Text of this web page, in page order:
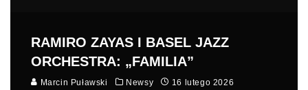
RAMIRO ZAYAS I BASEL JAZZ
ORCHESTRA: „FAMILIA”
Marcin Puławski Newsy 16 lutego 2026